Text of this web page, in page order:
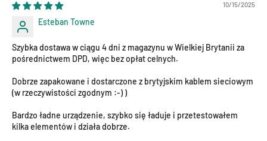
10/15/2025
Esteban Towne
Szybka dostawa w ciągu 4 dni z magazynu w Wielkiej Brytanii za
pośrednictwem DPD, więc bez opłat celnych.
Dobrze zapakowane i dostarczone z brytyjskim kablem sieciowym
(w rzeczywistości zgodnym :-) )
Bardzo ładne urządzenie, szybko się ładuje i przetestowałem
kilka elementów i działa dobrze.